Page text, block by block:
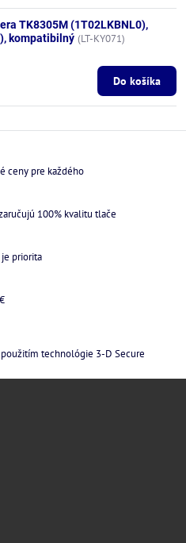
TK8305M (1T02LKBNL0),
kompatibilný (LT-KY071)
Do košíka
ceny pre každého
100% kvalitu tlače
priorita
technológie 3-D Secure